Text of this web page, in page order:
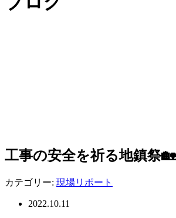
工事の安全を祈る地鎮祭🏡
カテゴリー: 現場リポート
2022.10.11